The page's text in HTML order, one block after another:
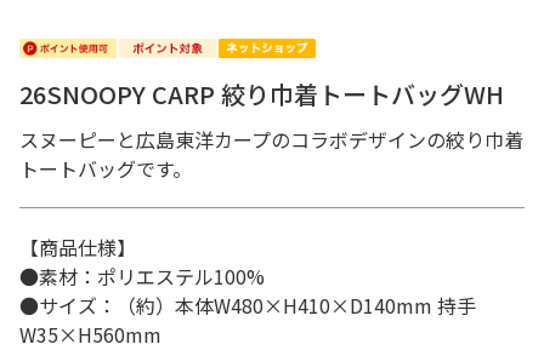
26SNOOPY CARP 絞り巾着トートバッグWH
スヌーピーと広島東洋カープのコラボデザインの絞り巾着
トートバッグです。
【商品仕様】
●素材：ポリエステル100%
●サイズ：（約）本体W480×H410×D140mm 持手
W35×H560mm